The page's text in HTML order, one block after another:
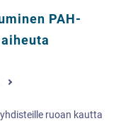
PAH-
ruoan kautta